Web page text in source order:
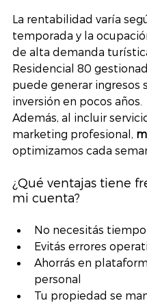
La rentabilidad varía
temporada y la
de alta demanda
Residencial 80
puede generar ingresos
inversión en pocos años.
Además, al incluir
marketing profesional,
optimizamos cada
¿Qué ventajas tiene
mi cuenta?
No necesitás
Evitás errores
Ahorrás en
personal
Tu propiedad se